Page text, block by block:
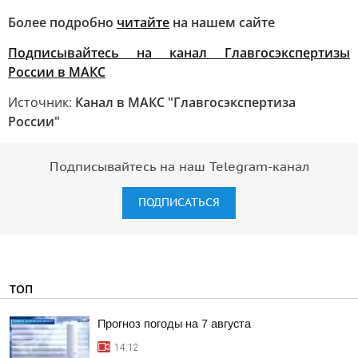
Более подробно читайте на нашем сайте
Подписывайтесь на канал Главгосэкспертизы
России в МАКС
Источник: Канал в МАКС "Главгосэкспертиза
России"
Подписывайтесь на наш Telegram-канал
ПОДПИСАТЬСЯ
ТОП
Прогноз погоды на 7 августа
14:12